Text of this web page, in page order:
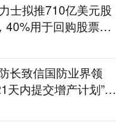
士拟推710亿美元股
40%用于回购股票，
规模
长致信国防业界领
天内提交增产计划”，